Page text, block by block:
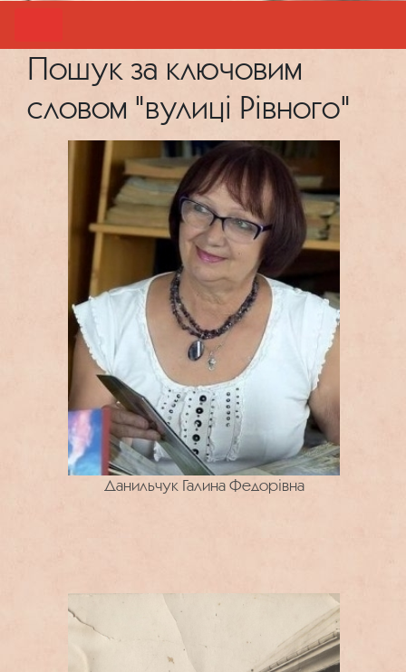
Пошук за ключовим
словом "вулиці Рівного"
Данильчук Галина Федорівна